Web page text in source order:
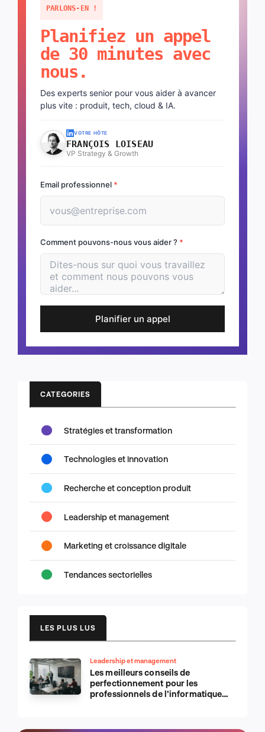
PARLONS-EN !
Planifiez un appel
de 30 minutes avec
nous.
Des experts senior pour vous aider à avancer
plus vite : produit, tech, cloud & IA.
VOTRE HÔTE
FRANÇOIS LOISEAU
VP Strategy & Growth
Email professionnel *
Comment pouvons-nous vous aider ? *
Planifier un appel
CATEGORIES
Stratégies et transformation
Technologies et innovation
Recherche et conception produit
Leadership et management
Marketing et croissance digitale
Tendances sectorielles
LES PLUS LUS
Leadership et management
Les meilleurs conseils de
perfectionnement pour les
professionnels de l’informatique